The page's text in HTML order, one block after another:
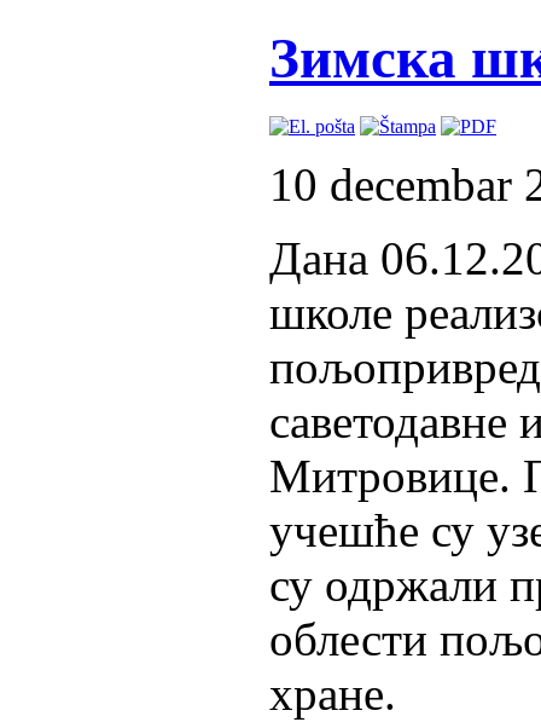
Зимска
10 decembar
Дана
школе
саветодавне
Митровице.
учешће су
су одржали
облести
хране.